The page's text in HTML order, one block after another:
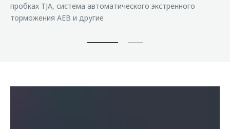
пробках TJA, система автоматического экстренного
торможения AEB и другие